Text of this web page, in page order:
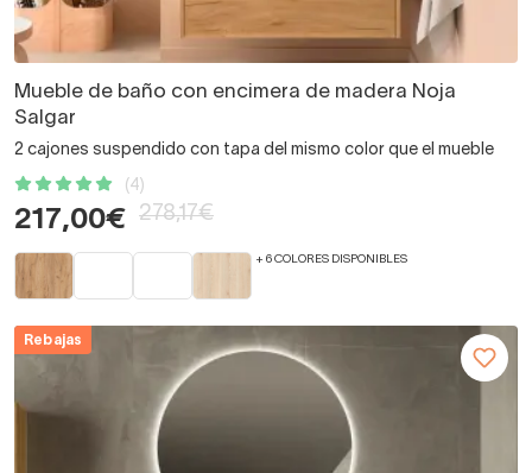
Mueble de baño con encimera de madera Noja
Salgar
2 cajones suspendido con tapa del mismo color que el mueble
(4)
217,00€ 278,17€
+ 6 COLORES DISPONIBLES
Rebajas